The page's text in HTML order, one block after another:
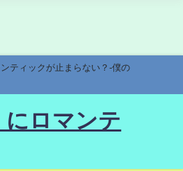
ティックが止まらない？-僕の
ロマンテ